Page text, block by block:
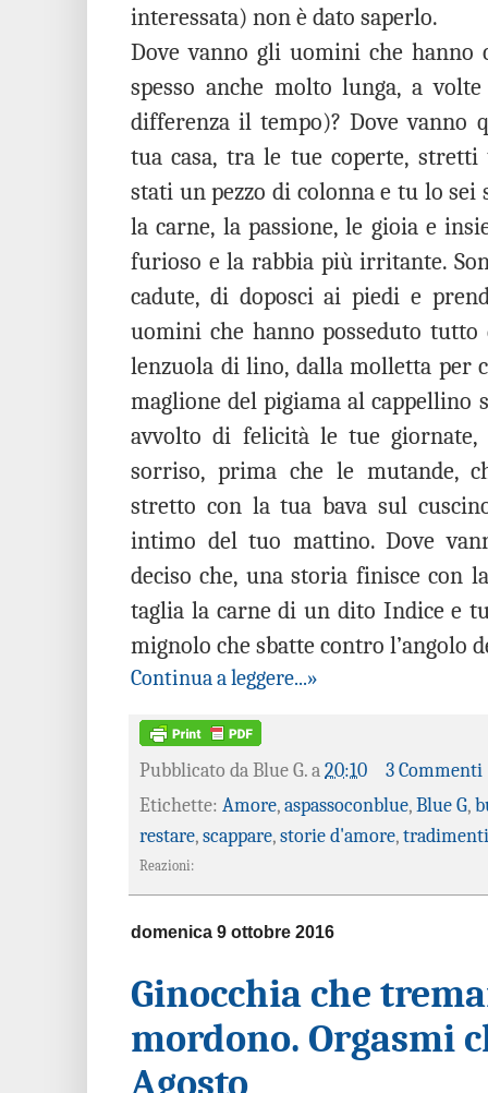
interessata) non è dato saperlo.
Dove vanno gli uomini che hanno
spesso anche molto lunga, a
differenza il tempo)? Dove vanno
tua casa, tra le tue coperte,
stati un pezzo di colonna e tu lo
la carne, la passione, le gioia e
furioso e la rabbia più irritante.
cadute, di doposci ai piedi e
uomini che hanno posseduto
lenzuola di lino, dalla molletta per
maglione del pigiama al cappellino
avvolto di felicità le tue
sorriso, prima che le mutande,
stretto con la tua bava sul
intimo del tuo mattino. Dove
deciso che, una storia finisce con
taglia la carne di un dito Indice e
mignolo che sbatte contro l’angolo
Continua a leggere...»
Pubblicato da Blue G. a 20:10
3 Commenti
Etichette: Amore, aspassoconblue, Blue G,
restare, scappare, storie d'amore, tradimenti
Reazioni:
domenica 9 ottobre 2016
Ginocchia che
mordono. Orgasmi
Agosto